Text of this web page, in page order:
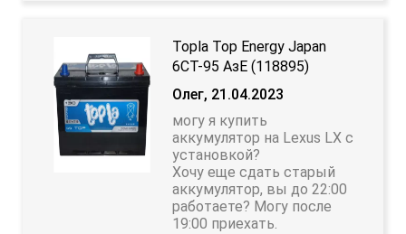
Topla Top Energy Japan
6CT-95 АзЕ (118895)
Олег, 21.04.2023
могу я купить
аккумулятор на Lexus LX с
установкой?
Хочу еще сдать старый
аккумулятор, вы до 22:00
работаете? Могу после
19:00 приехать.